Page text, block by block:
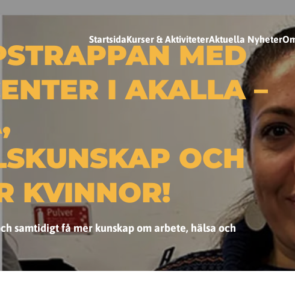
StartsidaKurser & AktiviteterAktuella Nyheter
MED
I AKALLA –
OCH
KVINNOR!
samtidigt få mer kunskap om arbete, hälsa och